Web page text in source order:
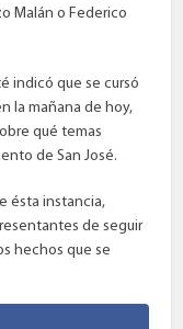
Malán o Federico
indicó que se cursó
la mañana de hoy,
qué temas
de San José.
ésta instancia,
de seguir
hechos que se